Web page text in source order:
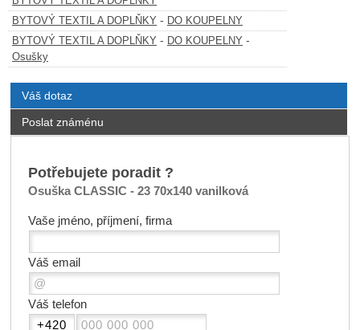
BYTOVÝ TEXTIL A DOPLŇKY - DO KOUPELNY
BYTOVÝ TEXTIL A DOPLŇKY - DO KOUPELNY -
Osušky
Váš dotaz
Poslat známénu
Potřebujete poradit ?
Osuška CLASSIC - 23 70x140 vanilková
Vaše jméno, příjmení, firma
Váš email
Váš telefon